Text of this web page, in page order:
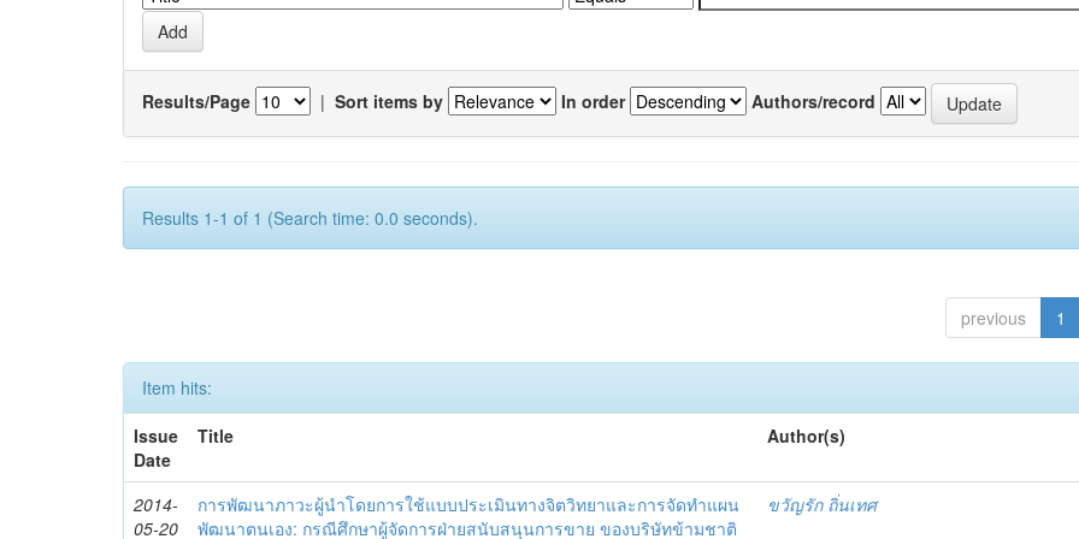
Results/Page | Sort items by In order Authors/record
Results 1-1 of 1 (Search time: 0.0 seconds).
previous 1
Item hits:
Issue
Date
Title Author(s)
2014-
05-20
การพัฒนาภาวะผู้นำโดยการใช้แบบประเมินทางจิตวิทยาและการจัดทำแผน
พัฒนาตนเอง: กรณีศึกษาผู้จัดการฝ่ายสนับสนุนการขาย ของบริษัทข้ามชาติ
ขวัญรัก ถิ่นเทศ